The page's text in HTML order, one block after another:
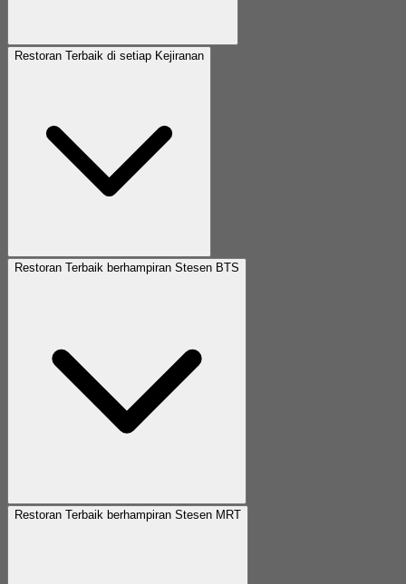
Restoran Terbaik di setiap Kejiranan
Restoran Terbaik berhampiran Stesen BTS
Restoran Terbaik berhampiran Stesen MRT